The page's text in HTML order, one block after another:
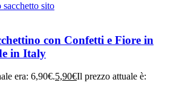
con Confetti e Fiore in
in Italy
era: 6,90€.5,90€Il prezzo attuale è: